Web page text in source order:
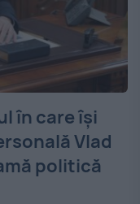
în care își
Vlad
politică